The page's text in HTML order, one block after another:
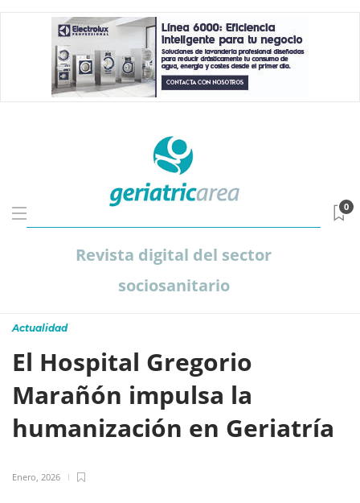
Revista digital del sector
sociosanitario
0
Actualidad
El Hospital Gregorio
Marañón impulsa la
humanización en Geriatría
Enero, 2026